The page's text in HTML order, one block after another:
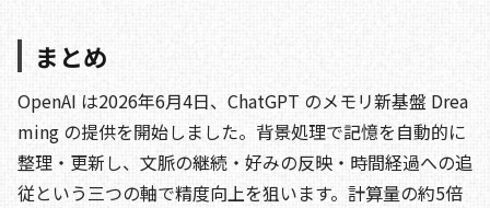
まとめ
OpenAI は2026年6月4日、ChatGPT のメモリ新基盤 Drea
ming の提供を開始しました。背景処理で記憶を自動的に
整理・更新し、文脈の継続・好みの反映・時間経過への追
従という三つの軸で精度向上を狙います。計算量の約5倍